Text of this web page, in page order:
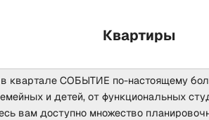
Квартиры
квартале СОБЫТИЕ по-настоящему
и детей, от функциональных
вам доступно множество